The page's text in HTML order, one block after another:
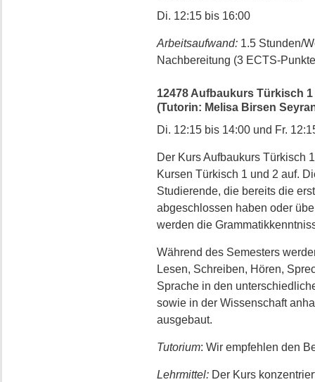
Di. 12:15 bis 16:00
Arbeitsaufwand:1.5 Stunden/
Nachbereitung (3 ECTS-
12478 Aufbaukurs Türkisch
(Tutorin: Melisa Birsen
Di. 12:15 bis 14:00 und Fr.
Der Kurs Aufbaukurs Türkisch
Kursen Türkisch 1 und 2 auf.
Studierende, die bereits die
abgeschlossen haben oder
werden die
Während des Semesters
Lesen, Schreiben, Hören,
Sprache in den
sowie in der Wissenschaft
ausgebaut.
Tutorium: Wir empfehlen den
Lehrmittel: Der Kurs